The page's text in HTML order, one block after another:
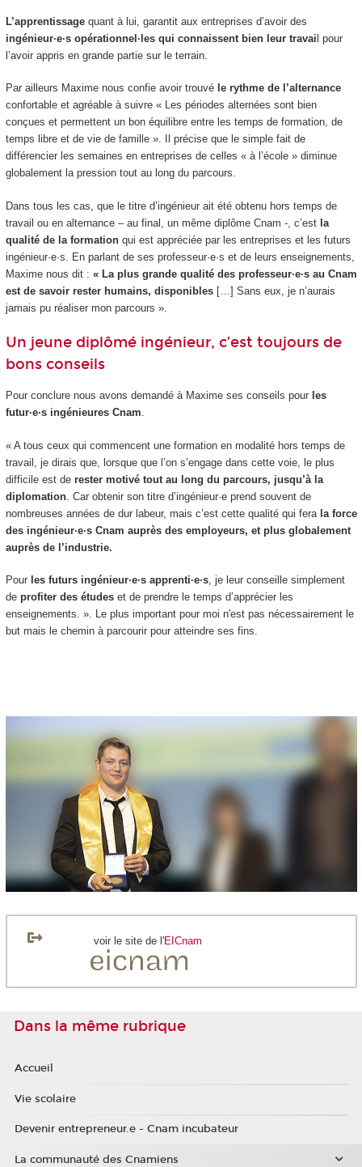
L’apprentissagequant à lui, garantit aux entreprises d’avoir des
ingénieur·e·s opérationnel·les qui connaissent bien leur travail pour
l’avoir appris en grande partie sur le terrain.
Par ailleurs Maxime nous confie avoir trouvé le rythme de l’alternance
confortable et agréable à suivre « Les périodes alternées sont bien
conçues et permettent un bon équilibre entre les temps de formation, de
temps libre et de vie de famille ». Il précise que le simple fait de
différencier les semaines en entreprises de celles « à l’école » diminue
globalement la pression tout au long du parcours.
Dans tous les cas, que le titre d’ingénieur ait été obtenu hors temps de
travail ou en alternance– au final, un même diplôme Cnam -, c’est la
qualité de la formationqui est appréciée par les entreprises et les futurs
ingénieur·e·s. En parlant de ses professeur·e·s et de leurs enseignements,
Maxime nous dit : « La plus grande qualité des professeur·e·s au Cnam
est de savoir rester humains, disponibles […] Sans eux, je n’aurais
jamais pu réaliser mon parcours ».
Un jeune diplômé ingénieur, c’est toujours de
bons conseils
Pour conclure nous avons demandé à Maxime ses conseils pour les
futur·e·s ingénieures Cnam.
« A tous ceux qui commencent une formation en modalité hors temps de
travail, je dirais que, lorsque que l’on s’engage dans cette voie, le plus
difficile est de rester motivé tout au long du parcours, jusqu’à la
diplomation. Car obtenir son titre d’ingénieur·e prend souvent de
nombreuses années de dur labeur, mais c’est cette qualité qui ferala force
des ingénieur·e·s Cnam auprès des employeurs, et plus globalement
auprès de l’industrie.
Pour les futurs ingénieur·e·s apprenti·e·s, je leur conseille simplement
de profiter des étudeset de prendre le temps d’apprécier les
enseignements. ». Le plus important pour moi n'est pas nécessairement le
but mais le chemin à parcourir pour atteindre ses fins.
voir le site de l'EICnam
Dans la même rubrique
Accueil
Vie scolaire
Devenir entrepreneur.e - Cnam incubateur
La communauté des Cnamiens